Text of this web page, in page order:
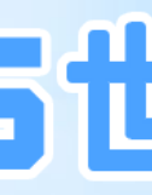
新闻资讯